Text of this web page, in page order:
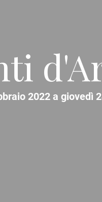
2022 a giovedì